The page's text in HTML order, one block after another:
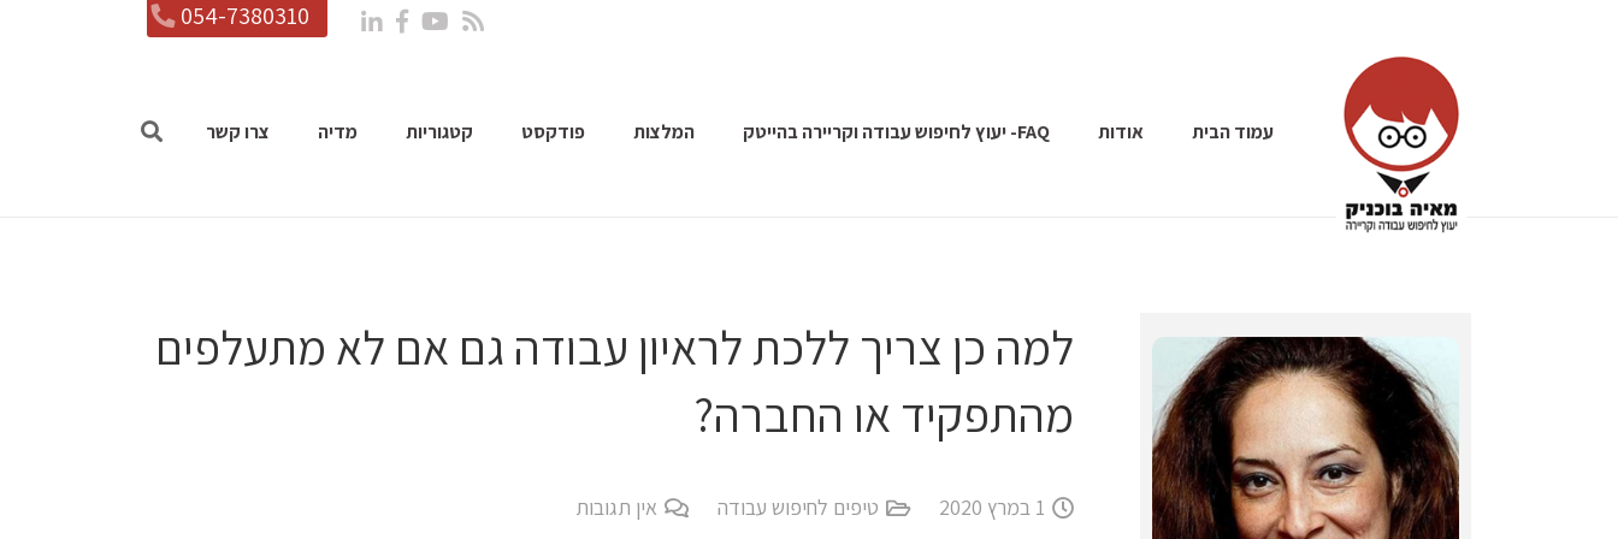
054-7380310
עמוד הבית אודות FAQ- יעוץ לחיפוש עבודה וקריירה בהייטק המלצות פודקסט קטגוריות מדיה צרו קשר
למה כן צריך ללכת לראיון עבודה גם אם לא מתעלפים
מהתפקיד או החברה?
1 במרץ 2020 טיפים לחיפוש עבודה אין תגובות